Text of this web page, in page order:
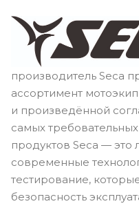
производитель Seca
ассортимент
и произведённой
самых
продуктов Seca — это
современные
тестирование,
безопасность